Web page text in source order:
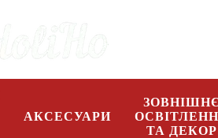
АКСЕСУАРИ
ЗОВНІШНЄ
ТА ДЕКОР